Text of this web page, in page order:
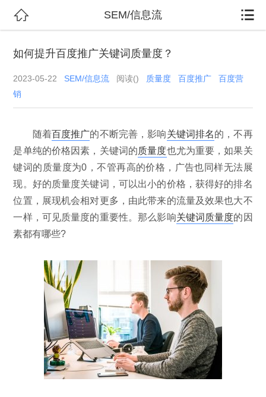
 SEM/信息流 
如何提升百度推广关键词质量度？
2023-05-22 SEM/信息流 阅读() 质量度 百度推广
百度营
销
随着百度推广的不断完善，影响关键词排名的，不再
是单纯的价格因素，关键词的质量度也尤为重要，如果关
键词的质量度为0，不管再高的价格，广告也同样无法展
现。好的质量度关键词，可以出小的价格，获得好的排名
位置，展现机会相对更多，由此带来的流量及效果也大不
一样，可见质量度的重要性。那么影响关键词质量度的因
素都有哪些?